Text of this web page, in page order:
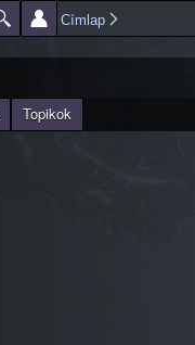
Címlap
Topikok